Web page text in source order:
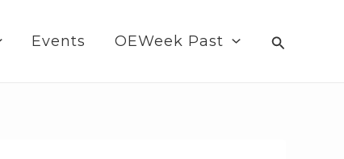
Events OEWeek Past Search